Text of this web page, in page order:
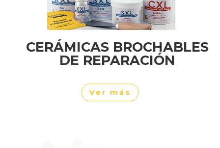
CERÁMICAS BROCHABLES
DE REPARACIÓN
Ver más